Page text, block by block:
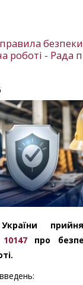
роботі - Рада
про